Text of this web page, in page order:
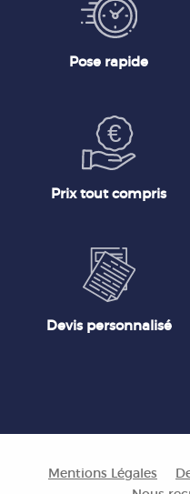
Pose rapide
Prix tout compris
Devis personnalisé
Mentions Légales